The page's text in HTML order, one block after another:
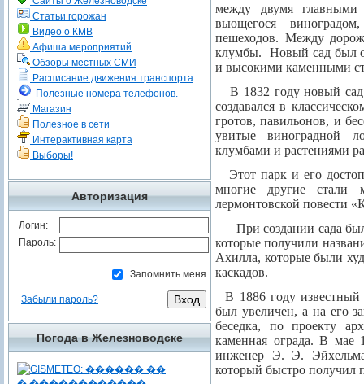
Статьи горожан
Видео о КМВ
Афиша мероприятий
Обзоры местных СМИ
Расписание движения транспорта
Полезные номера телефонов.
Магазин
Полезное в сети
Интерактивная карта
Выборы!
Авторизация
Логин:
Пароль:
Запомнить меня
Забыли пароль?
Погода в Железноводске
между двумя
вьющегося
пешеходов. Между
клумбы.
Новый сад был
и высокими каменными
В 1832 году новый
создавался в
гротов, павильонов, и
увитые виноградной
клумбами и растениями
Этот парк и его
многие другие стали
лермонтовской повести
При создании сада
которые получили
Ахилла, которые были
каскадов.
В 1886 году
был увеличен, а на его
беседка, по проекту
каменная ограда. В мае
инженер Э. Э.
который быстро получил